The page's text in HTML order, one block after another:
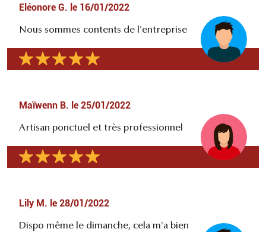
Eléonore G. le 16/01/2022
Nous sommes contents de l'entreprise
Maïwenn B. le 25/01/2022
Artisan ponctuel et très professionnel
Lily M. le 28/01/2022
Dispo même le dimanche, cela m'a bien